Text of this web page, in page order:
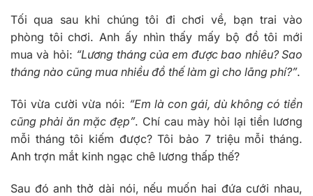
Tối qua sau khi chúng tôi đi chơi về, bạn trai vào
phòng tôi chơi. Anh ấy nhìn thấy mấy bộ đồ tôi mới
mua và hỏi: “Lương tháng của em được bao nhiêu? Sao
tháng nào cũng mua nhiều đồ thế làm gì cho lãng phí?”.
Tôi vừa cười vừa nói: “Em là con gái, dù không có tiền
cũng phải ăn mặc đẹp”. Chí cau mày hỏi lại tiền lương
mỗi tháng tôi kiếm được? Tôi bảo 7 triệu mỗi tháng.
Anh trợn mắt kinh ngạc chê lương thấp thế?
Sau đó anh thở dài nói, nếu muốn hai đứa cưới nhau,